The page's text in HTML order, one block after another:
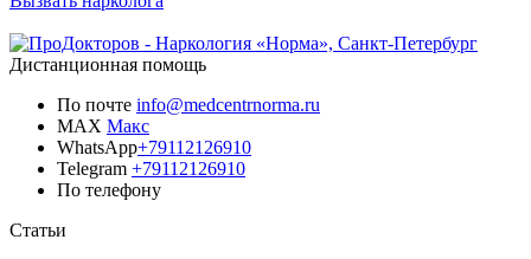
Дистанционная помощь
По почте info@medcentrnorma.ru
MAX Макс
WhatsApp+79112126910
Telegram +79112126910
По телефону
Статьи